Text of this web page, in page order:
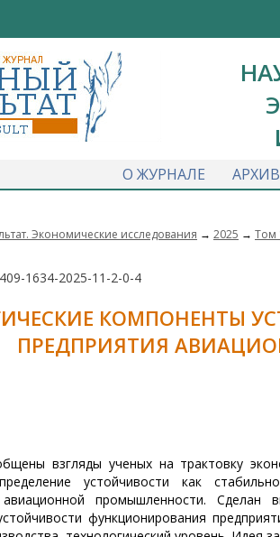
О ЖУРНАЛЕ
АРХИВ
Экономические исследования → 2025 → Том
1634-2025-11-2-0-4
КОМПОНЕНТЫ
ПРЕДПРИЯТИЯ
взгляды ученых на трактовку
устойчивости как
авиационной промышленности. Сделан
функционирования